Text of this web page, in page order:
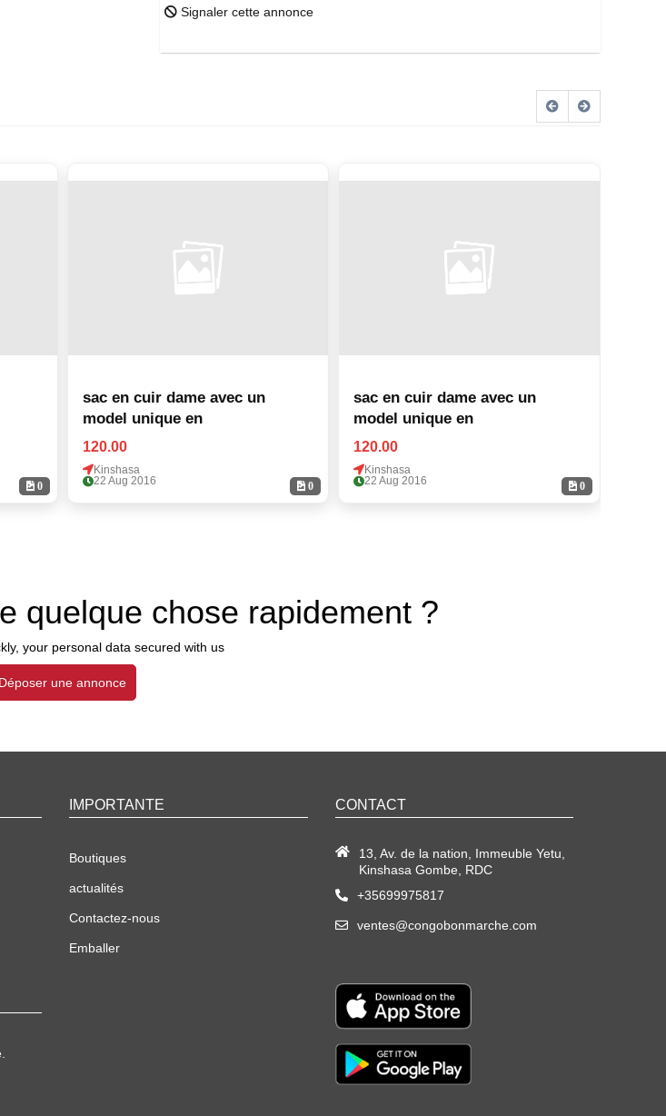
Signaler cette annonce
0 0
sac en cuir dame avec un
model unique en
120.00
Kinshasa
22 Aug 2016
0
sac en cuir dame avec un
model unique en
120.00
Kinshasa
22 Aug 2016
quelque chose rapidement ?
your personal data secured with us
Déposer une annonce
IMPORTANTE
Boutiques
actualités
Contactez-nous
Emballer
CONTACT
13, Av. de la nation, Immeuble Yetu,
Kinshasa Gombe, RDC
+35699975817
ventes@congobonmarche.com